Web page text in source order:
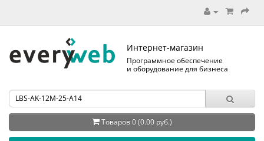
Интернет-магазин
Программное обеспечение
и оборудование для бизнеса
Товаров 0 (0.00 руб.)